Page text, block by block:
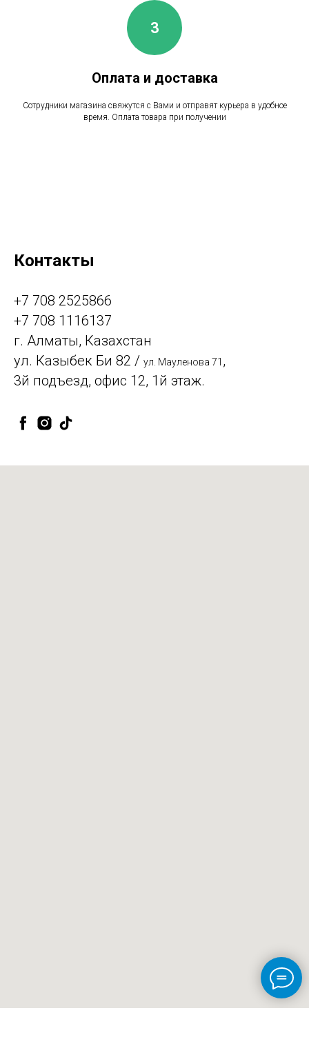
Оплата и доставка
Сотрудники магазина свяжутся с Вами и отправят курьера в удобное
время. Оплата товара при получении
Контакты
+7 708 2525866
+7 708 1116137
г. Алматы, Казахстан
ул. Казыбек Би 82 / ул. Мауленова 71 ,
3й подъезд, офис 12, 1й этаж.